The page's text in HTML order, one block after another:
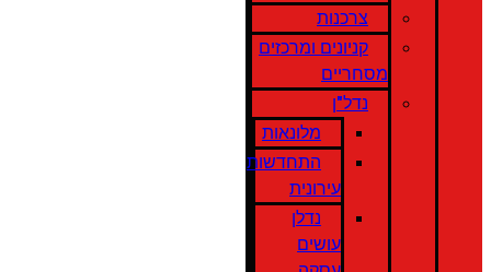
צרכנות
קניונים ומרכזים
מסחריים
נדל"ן
מלונאות
התחדשות
עירונית
נדלן
עושים